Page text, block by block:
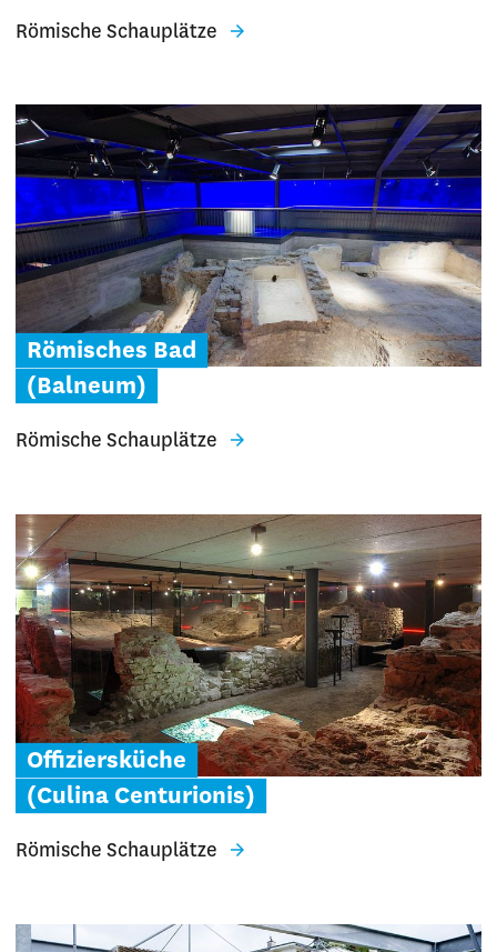
Römische Schauplätze
Römisches Bad
(Balneum)
Römische Schauplätze
Offiziersküche
(Culina Centurionis)
Römische Schauplätze